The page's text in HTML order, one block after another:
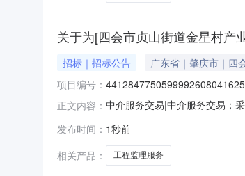
关于为[四会市贞山街道金星村产
招标｜招标公告 广东省｜肇庆市｜四
项目编号： 4412847750599992608041625
正文内容： 中介服务交易|中介服务交易；
的《四会市贞山街道金星村
提升项目主要
发布时间： 1秒前
相关产品：
工程监理服务